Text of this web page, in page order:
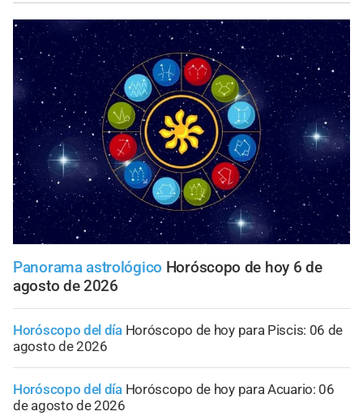
Panorama astrológico Horóscopo de hoy 6 de
agosto de 2026
Horóscopo del día Horóscopo de hoy para Piscis: 06 de
agosto de 2026
Horóscopo del día Horóscopo de hoy para Acuario: 06
de agosto de 2026